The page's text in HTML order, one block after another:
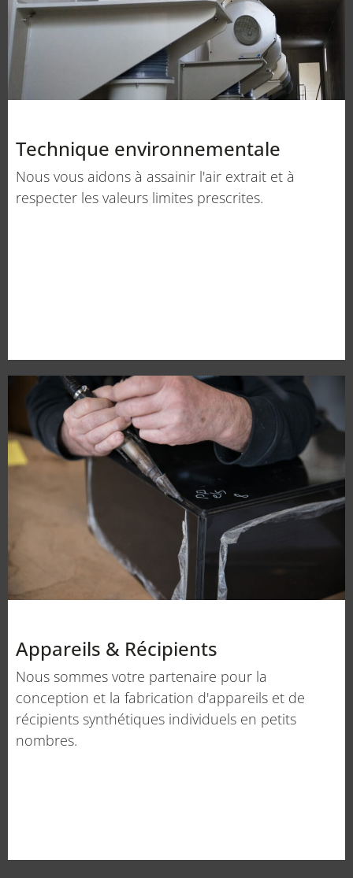
Technique environnementale
Nous vous aidons à assainir l'air extrait et à
respecter les valeurs limites prescrites.
Appareils & Récipients
Nous sommes votre partenaire pour la
conception et la fabrication d'appareils et de
récipients synthétiques individuels en petits
nombres.